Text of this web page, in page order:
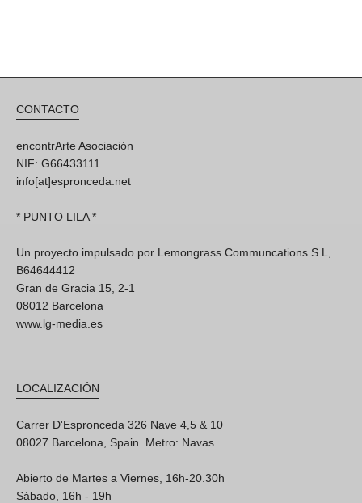
CONTACTO
encontrArte Asociación
NIF: G66433111
info[at]espronceda.net
* PUNTO LILA *
Un proyecto impulsado por Lemongrass Communcations S.L,
B64644412
Gran de Gracia 15, 2-1
08012 Barcelona
www.lg-media.es
LOCALIZACIÓN
Carrer D'Espronceda 326 Nave 4,5 & 10
08027 Barcelona, Spain. Metro: Navas
Abierto de Martes a Viernes, 16h-20.30h
Sábado, 16h - 19h